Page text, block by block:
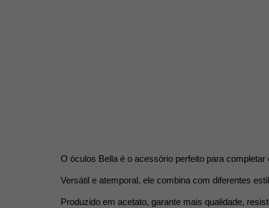
O óculos Bella é o acessório perfeito para
Versátil e atemporal, ele combina com diferentes
Produzido em acetato, garante mais qualidade,